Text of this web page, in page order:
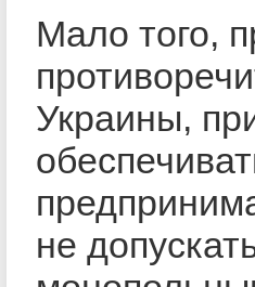
Мало того,
Украины,
не